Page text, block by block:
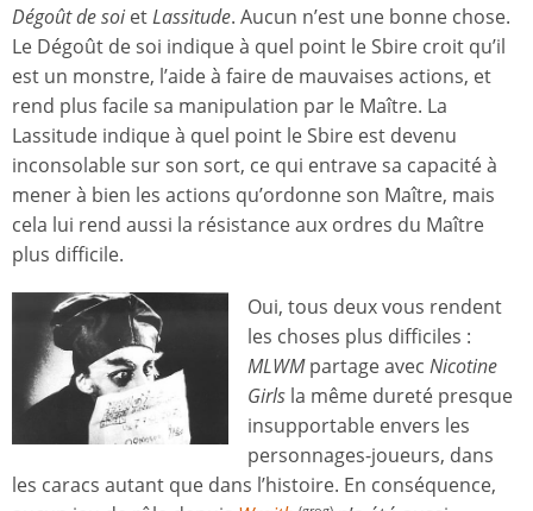
Dégoût de soietLassitude. Aucun n’est une bonne chose.
Le Dégoût de soi indique à quel point le Sbire croit qu’il
est un monstre, l’aide à faire de mauvaises actions, et
rend plus facile sa manipulation par le Maître. La
Lassitude indique à quel point le Sbire est devenu
inconsolable sur son sort, ce qui entrave sa capacité à
mener à bien les actions qu’ordonne son Maître, mais
cela lui rend aussi la résistance aux ordres du Maître
plus difficile.
Oui, tous deux vous rendent
les choses plus difficiles :
MLWMpartage avecNicotine
Girls la même dureté presque
insupportable envers les
personnages-joueurs, dans
les caracs autant que dans l’histoire. En conséquence,